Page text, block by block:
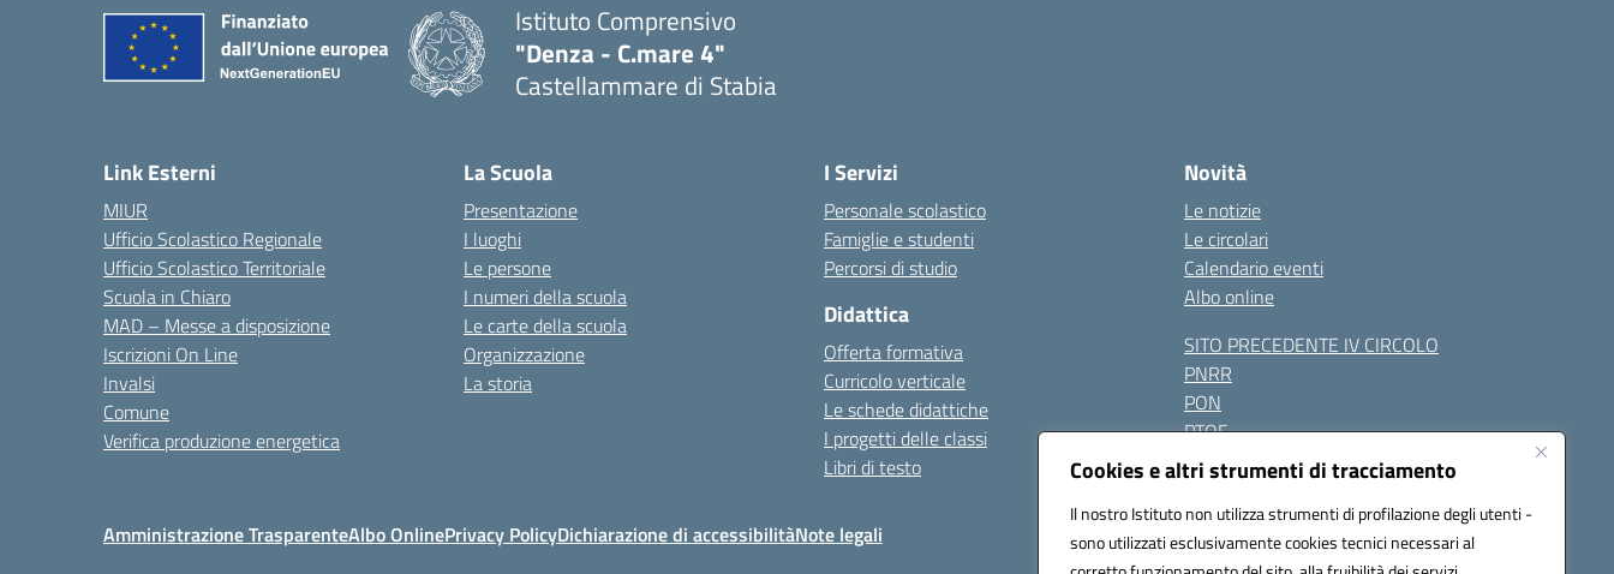
Cookies e altri strumenti di tracciamento
Il nostro Istituto non utilizza strumenti di profilazione degli utenti -
sono utilizzati esclusivamente cookies tecnici necessari al
Istituto Comprensivo
"Denza - C.mare 4"
Castellammare di Stabia
Link Esterni
MIUR
Ufficio Scolastico Regionale
Ufficio Scolastico Territoriale
Scuola in Chiaro
MAD – Messe a disposizione
Iscrizioni On Line
Invalsi
Comune
Verifica produzione energetica
La Scuola
Presentazione
I luoghi
Le persone
I numeri della scuola
Le carte della scuola
Organizzazione
La storia
I Servizi
Personale scolastico
Famiglie e studenti
Percorsi di studio
Didattica
Offerta formativa
Curricolo verticale
Le schede didattiche
I progetti delle classi
Libri di testo
Novità
Le notizie
Le circolari
Calendario eventi
Albo online
SITO PRECEDENTE IV CIRCOLO
PNRR
PON
PTOF
Contatti
Amministrazione TrasparenteAlbo OnlinePrivacy PolicyDichiarazione di accessibilitàNote legali Seguici su: